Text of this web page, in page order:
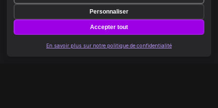
Personnaliser
Accepter tout
En savoir plus sur notre politique de confidentialité